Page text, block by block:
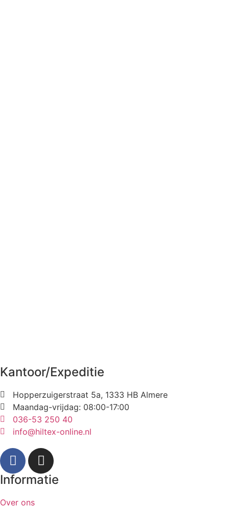
Kantoor/Expeditie
Hopperzuigerstraat 5a, 1333 HB Almere
Maandag-vrijdag: 08:00-17:00
036-53 250 40
info@hiltex-online.nl
Informatie
Over ons